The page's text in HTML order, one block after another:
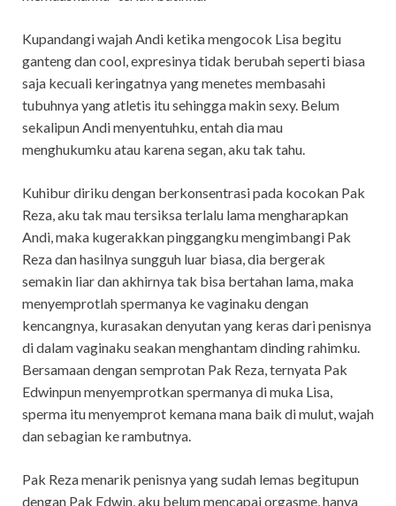
Kupandangi wajah Andi ketika mengocok Lisa begitu
ganteng dan cool, expresinya tidak berubah seperti biasa
saja kecuali keringatnya yang menetes membasahi
tubuhnya yang atletis itu sehingga makin sexy. Belum
sekalipun Andi menyentuhku, entah dia mau
menghukumku atau karena segan, aku tak tahu.
Kuhibur diriku dengan berkonsentrasi pada kocokan Pak
Reza, aku tak mau tersiksa terlalu lama mengharapkan
Andi, maka kugerakkan pinggangku mengimbangi Pak
Reza dan hasilnya sungguh luar biasa, dia bergerak
semakin liar dan akhirnya tak bisa bertahan lama, maka
menyemprotlah spermanya ke vaginaku dengan
kencangnya, kurasakan denyutan yang keras dari penisnya
di dalam vaginaku seakan menghantam dinding rahimku.
Bersamaan dengan semprotan Pak Reza, ternyata Pak
Edwinpun menyemprotkan spermanya di muka Lisa,
sperma itu menyemprot kemana mana baik di mulut, wajah
dan sebagian ke rambutnya.
Pak Reza menarik penisnya yang sudah lemas begitupun
dengan Pak Edwin, aku belum mencapai orgasme, hanya